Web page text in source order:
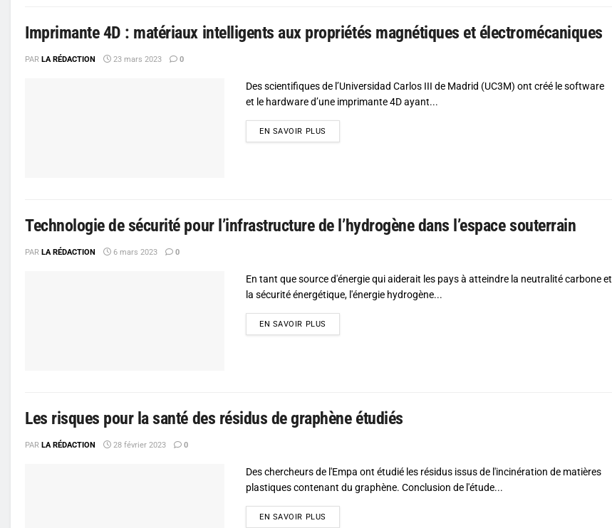
Imprimante 4D : matériaux intelligents aux propriétés magnétiques et électromécaniques
PAR LA RÉDACTION 23 mars 2023 0
Des scientifiques de l’Universidad Carlos III de Madrid (UC3M) ont créé le software
et le hardware d’une imprimante 4D ayant...
EN SAVOIR PLUS
Technologie de sécurité pour l’infrastructure de l’hydrogène dans l’espace souterrain
PAR LA RÉDACTION 6 mars 2023 0
En tant que source d'énergie qui aiderait les pays à atteindre la neutralité carbone et
la sécurité énergétique, l'énergie hydrogène...
EN SAVOIR PLUS
Les risques pour la santé des résidus de graphène étudiés
PAR LA RÉDACTION 28 février 2023 0
Des chercheurs de l'Empa ont étudié les résidus issus de l'incinération de matières
plastiques contenant du graphène. Conclusion de l'étude...
EN SAVOIR PLUS